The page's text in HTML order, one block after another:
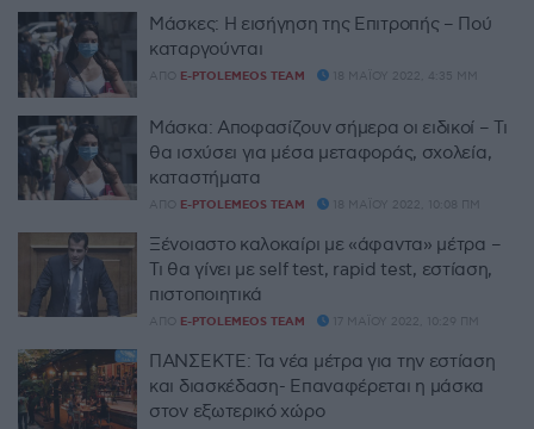
Μάσκες: Η εισήγηση της Επιτροπής – Πού
καταργούνται
ΑΠΌ E-PTOLEMEOS TEAM 18 ΜΑΪ́ΟΥ 2022, 4:35 ΜΜ
Μάσκα: Αποφασίζουν σήμερα οι ειδικοί – Τι
θα ισχύσει για μέσα μεταφοράς, σχολεία,
καταστήματα
ΑΠΌ E-PTOLEMEOS TEAM 18 ΜΑΪ́ΟΥ 2022, 10:08 ΠΜ
Ξένοιαστο καλοκαίρι με «άφαντα» μέτρα –
Τι θα γίνει με self test, rapid test, εστίαση,
πιστοποιητικά
ΑΠΌ E-PTOLEMEOS TEAM 17 ΜΑΪ́ΟΥ 2022, 10:29 ΠΜ
ΠΑΝΣΕΚΤΕ: Τα νέα μέτρα για την εστίαση
και διασκέδαση- Επαναφέρεται η μάσκα
στον εξωτερικό χώρο